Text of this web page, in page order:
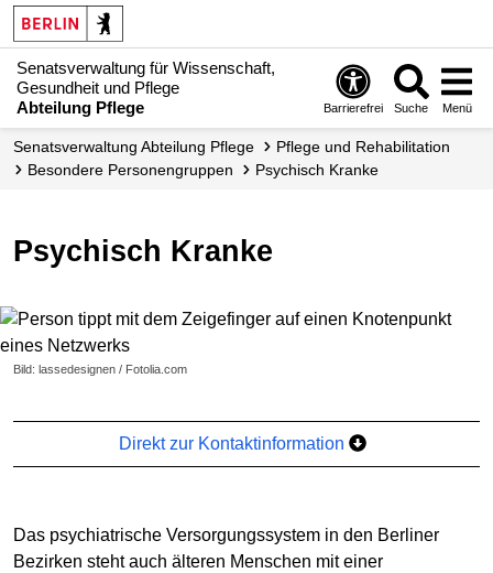
Senatsverwaltung für Wissenschaft,
Gesundheit und Pflege
Abteilung Pflege
Barrierefrei Suche Menü
Senats­verwaltung Abteilung Pflege
Pflege und Rehabilitation
Besondere Personengruppen
Psychisch Kranke
Psychisch Kranke
Bild: lassedesignen / Fotolia.com
Direkt zur Kontaktinformation
Das psychiatrische Versorgungssystem in den Berliner
Bezirken steht auch älteren Menschen mit einer